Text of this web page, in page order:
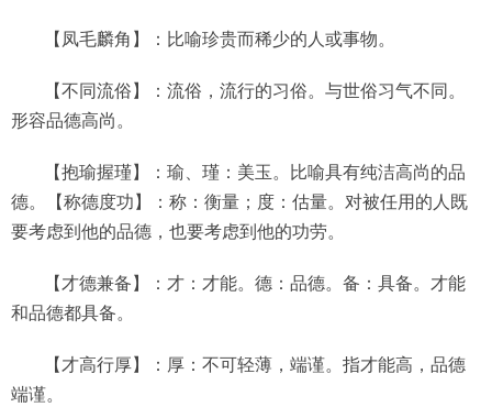
【凤毛麟角】：比喻珍贵而稀少的人或事物。
【不同流俗】：流俗，流行的习俗。与世俗习气不同。
形容品德高尚。
【抱瑜握瑾】：瑜、瑾：美玉。比喻具有纯洁高尚的品
德。【称德度功】：称：衡量；度：估量。对被任用的人既
要考虑到他的品德，也要考虑到他的功劳。
【才德兼备】：才：才能。德：品德。备：具备。才能
和品德都具备。
【才高行厚】：厚：不可轻薄，端谨。指才能高，品德
端谨。